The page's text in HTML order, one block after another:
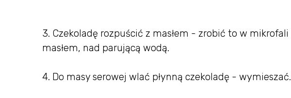
3. Czekoladę rozpuścić z masłem - zrobić to w
masłem, nad parującą wodą.
4. Do masy serowej wlać płynną czekoladę - wymieszać.